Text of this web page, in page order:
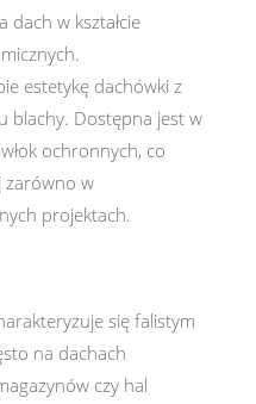
dach w kształcie
estetykę dachówki z
blachy. Dostępna jest w
ochronnych, co
zarówno w
projektach.
się falistym
na dachach
czy hal